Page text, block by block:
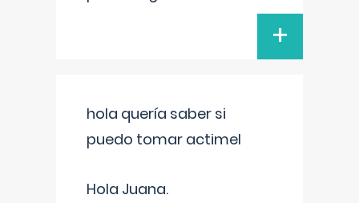
+
hola quería saber si
puedo tomar actimel
Hola Juana.